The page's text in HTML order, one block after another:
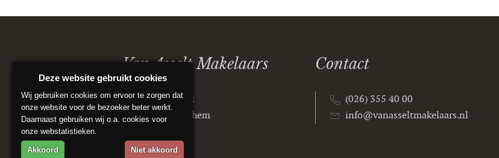
Van Asselt Makelaars
Postbus 5151
6802 ED Arnhem
Contact
(026) 355 40 00
info@vanasseltmakelaars.nl
Deze website gebruikt cookies
Wij gebruiken cookies om ervoor te zorgen dat
onze website voor de bezoeker beter werkt.
Daarnaast gebruiken wij o.a. cookies voor
onze webstatistieken.
Akkoord Niet akkoord